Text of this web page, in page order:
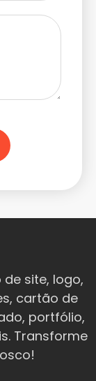
site, logo,
cartão de
portfólio,
Transforme